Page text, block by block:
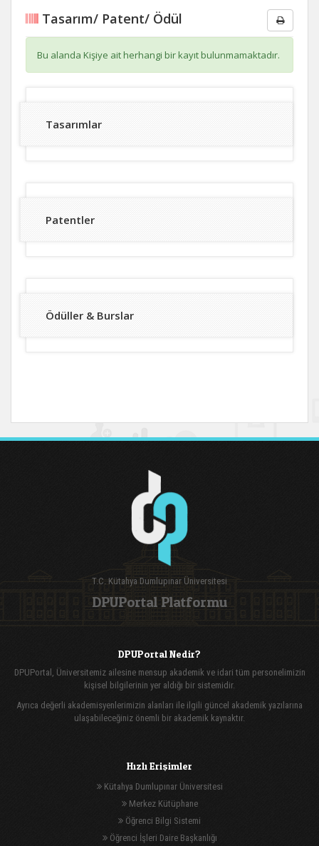
Tasarım/ Patent/ Ödül
Bu alanda Kişiye ait herhangi bir kayıt bulunmamaktadır.
Tasarımlar
Patentler
Ödüller & Burslar
T.C. Kütahya Dumlupınar Üniversitesi
DPUPortal Platformu
DPUPortal Nedir?
DPUPortal, Üniversitemiz ailesine mensup akademik ve idari tüm personelimizin
kişisel bilgilerinin yer aldığı bir sistemidir.
Ayrıca değerli akademisyenlerimizin alanları ile ilgili güncel akademik yazılarına
ulaşabileceğiniz önemli bir akademik kaynaktır.
Hızlı Erişimler
Kütahya Dumlupınar Üniversitesi
Merkez Kütüphane
Öğrenci Bilgi Sistemi
Öğrenci İşleri Daire Başkanlığı